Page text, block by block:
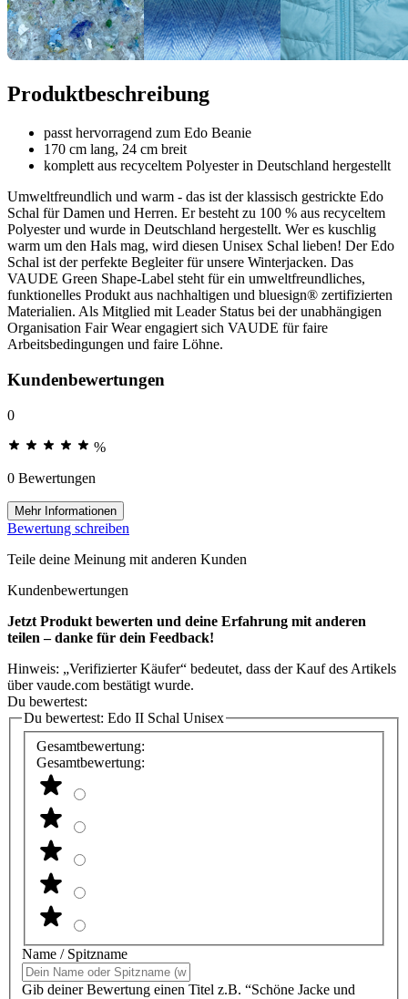
Produktbeschreibung
passt hervorragend zum Edo Beanie
170 cm lang, 24 cm breit
komplett aus recyceltem Polyester in Deutschland hergestellt
Umweltfreundlich und warm - das ist der klassisch gestrickte Edo
Schal für Damen und Herren. Er besteht zu 100 % aus recyceltem
Polyester und wurde in Deutschland hergestellt. Wer es kuschlig
warm um den Hals mag, wird diesen Unisex Schal lieben! Der Edo
Schal ist der perfekte Begleiter für unsere Winterjacken. Das
VAUDE Green Shape-Label steht für ein umweltfreundliches,
funktionelles Produkt aus nachhaltigen und bluesign® zertifizierten
Materialien. Als Mitglied mit Leader Status bei der unabhängigen
Organisation Fair Wear engagiert sich VAUDE für faire
Arbeitsbedingungen und faire Löhne.
Kundenbewertungen
0
%
0 Bewertungen
Mehr Informationen
Bewertung schreiben
Teile deine Meinung mit anderen Kunden
Kundenbewertungen
Jetzt Produkt bewerten und deine Erfahrung mit anderen
teilen – danke für dein Feedback!
Hinweis: „Verifizierter Käufer“ bedeutet, dass der Kauf des Artikels
über vaude.com bestätigt wurde.
Du bewertest:
Du bewertest: Edo II Schal Unisex
Gesamtbewertung:
Gesamtbewertung:
Name / Spitzname
Gib deiner Bewertung einen Titel z.B. “Schöne Jacke und